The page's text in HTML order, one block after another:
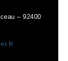
– 92400